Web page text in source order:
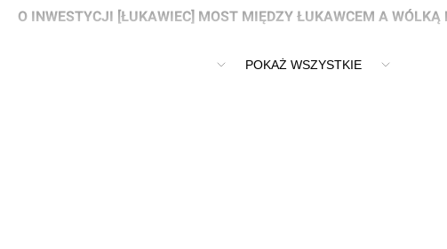
O INWESTYCJI [ŁUKAWIEC] MOST MIĘDZY ŁUKAWCEM A WÓLKĄ
Most na rzece Wisłok między Łukawcem a Wólką Podleśną.
POKAŻ WSZYSTKIE